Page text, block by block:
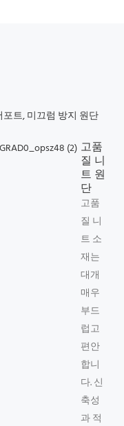
트, 미끄럼 방지 원단
고품
질 니
트 원
단
고품
질 니
트 소
재는
대개
매우
부드
럽고
편안
합니
다. 신
축성
과 적